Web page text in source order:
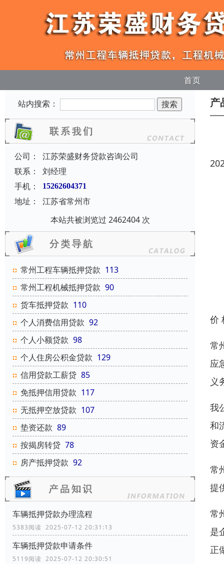
首页
站内搜索：
公司：
江苏荣盛财务贷款咨询公司
联系：
刘经理
手机：
15262604371
地址：
江苏省常州市
本站共被浏览过 2462404 次
常州工程车辆抵押贷款 113
常州工程机械抵押贷款 90
货车抵押贷款 110
个人消费信用贷款 92
个人小额贷款 98
个人住房公积金贷款 129
信用贷款工薪贷 85
免抵押信用贷款 117
无抵押空放贷款 107
垫资还款 89
按揭房转贷 78
房产抵押贷款 92
车辆抵押贷款办理流程
5383阅读 2025-07-12 20:31:13
车辆抵押贷款申请条件
5119阅读 2025-07-12 20:30:51
产
价
常
应
义
我
和
资
常
提
常
是
正